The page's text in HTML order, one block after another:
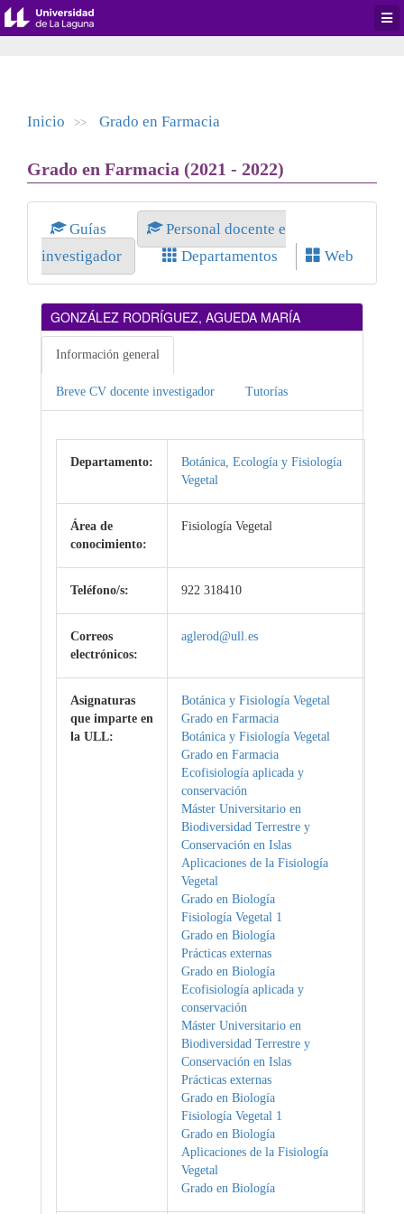
Inicio >> Grado en Farmacia
Grado en Farmacia (2021 - 2022)
Guías
Personal docente e
investigador
Departamentos Web
GONZÁLEZ RODRÍGUEZ, AGUEDA MARÍA
Información general
Breve CV docente investigador Tutorías
Departamento:
Botánica, Ecología y Fisiología
Vegetal
Área de
conocimiento:
Fisiología Vegetal
Teléfono/s: 922 318410
Correos
electrónicos:
aglerod@ull.es
Asignaturas
que imparte en
la ULL:
Botánica y Fisiología Vegetal
Grado en Farmacia
Botánica y Fisiología Vegetal
Grado en Farmacia
Ecofisiología aplicada y
conservación
Máster Universitario en
Biodiversidad Terrestre y
Conservación en Islas
Aplicaciones de la Fisiología
Vegetal
Grado en Biología
Fisiología Vegetal 1
Grado en Biología
Prácticas externas
Grado en Biología
Ecofisiología aplicada y
conservación
Máster Universitario en
Biodiversidad Terrestre y
Conservación en Islas
Prácticas externas
Grado en Biología
Fisiología Vegetal 1
Grado en Biología
Aplicaciones de la Fisiología
Vegetal
Grado en Biología